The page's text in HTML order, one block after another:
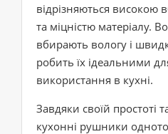
відрізняються високою
та міцністю матеріалу.
вбирають вологу і
робить їх ідеальними
використання в кухні.
Завдяки своїй простоті
кухонні рушники